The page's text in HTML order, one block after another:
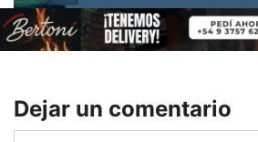
Dejar un comentario